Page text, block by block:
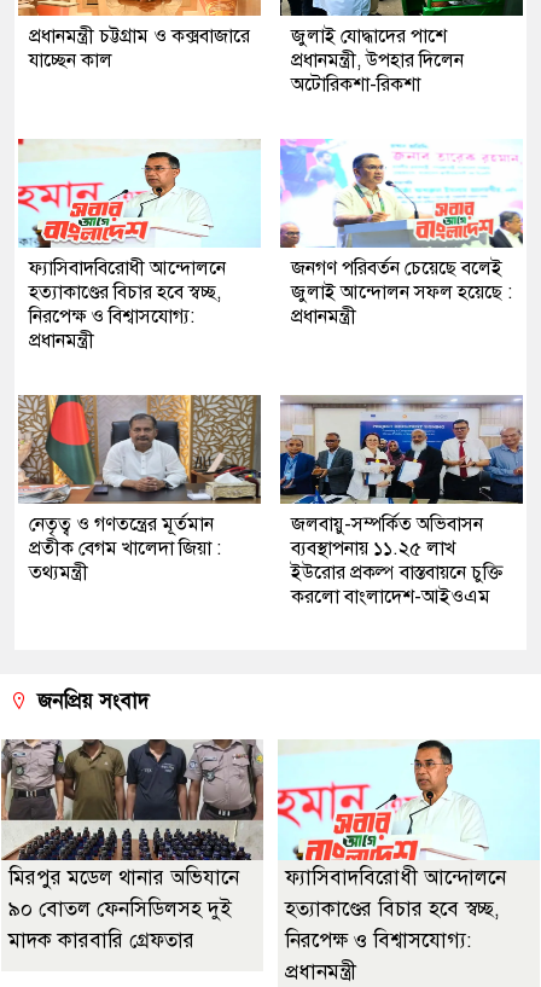
প্রধানমন্ত্রী চট্টগ্রাম ও কক্সবাজারে
যাচ্ছেন কাল
জুলাই যোদ্ধাদের পাশে
প্রধানমন্ত্রী, উপহার দিলেন
অটোরিকশা-রিকশা
ফ্যাসিবাদবিরোধী আন্দোলনে
হত্যাকাণ্ডের বিচার হবে স্বচ্ছ,
নিরপেক্ষ ও বিশ্বাসযোগ্য:
প্রধানমন্ত্রী
জনগণ পরিবর্তন চেয়েছে বলেই
জুলাই আন্দোলন সফল হয়েছে :
প্রধানমন্ত্রী
নেতৃত্ব ও গণতন্ত্রের মূর্তমান
প্রতীক বেগম খালেদা জিয়া :
তথ্যমন্ত্রী
জলবায়ু-সম্পর্কিত অভিবাসন
ব্যবস্থাপনায় ১১.২৫ লাখ
ইউরোর প্রকল্প বাস্তবায়নে চুক্তি
করলো বাংলাদেশ-আইওএম
জনপ্রিয় সংবাদ
মিরপুর মডেল থানার অভিযানে
৯০ বোতল ফেনসিডিলসহ দুই
মাদক কারবারি গ্রেফতার
ফ্যাসিবাদবিরোধী আন্দোলনে
হত্যাকাণ্ডের বিচার হবে স্বচ্ছ,
নিরপেক্ষ ও বিশ্বাসযোগ্য:
প্রধানমন্ত্রী